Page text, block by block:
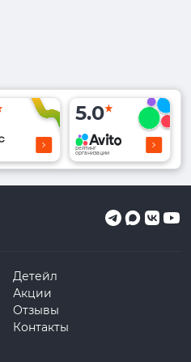
5.0
рейтинг
организации
Детейл
Акции
Отзывы
Контакты